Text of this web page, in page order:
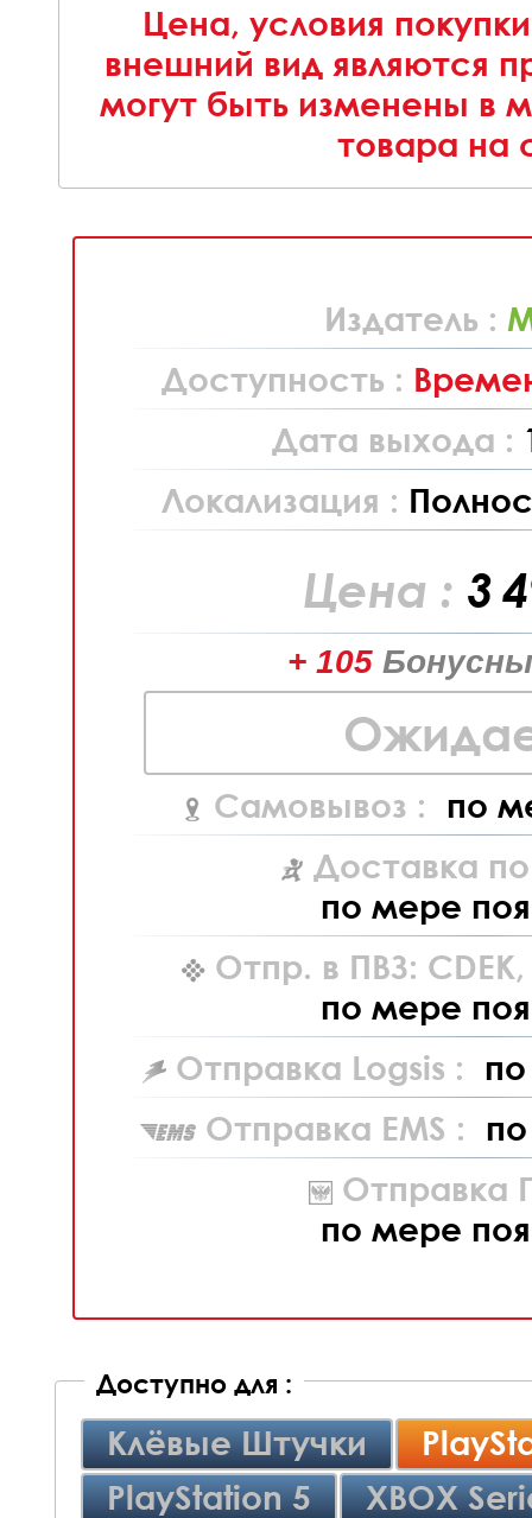
Цена, условия
внешний вид являются
могут быть изменены в
товара на
Издатель :
Доступность :
Дата выхода :
Локализация :
Цена : 3
+ 105
Самовывоз : по
Доставка
по мере
Отпр. в ПВЗ: CDEK,
по мере
Отправка Logsis :
Отправка EMS :
Отправка
по мере
Доступно для :
Клёвые Штучки
PlayStation 5
XBOX